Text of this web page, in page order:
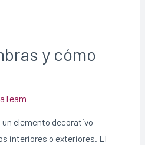
y cómo
elemento decorativo
interiores o exteriores. El